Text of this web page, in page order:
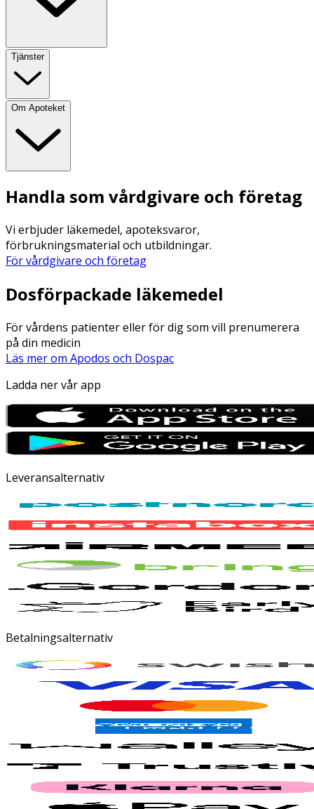
Tjänster
Om Apoteket
Handla som vårdgivare och företag
Vi erbjuder läkemedel, apoteksvaror,
förbrukningsmaterial och utbildningar.
För vårdgivare och företag
Dosförpackade läkemedel
För vårdens patienter eller för dig som vill prenumerera
på din medicin
Läs mer om Apodos och Dospac
Ladda ner vår app
Leveransalternativ
Betalningsalternativ